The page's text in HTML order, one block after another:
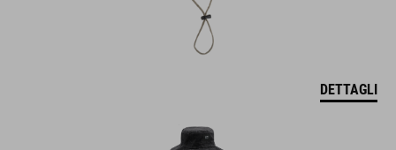
DETTAGLI